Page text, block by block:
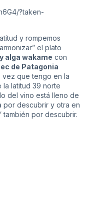
?taken-
y rompemos
el plato
alga wakame con
de Patagonia
vez que tengo en la
latitud 39 norte
del vino está lleno de
por descubrir y otra en
también por descubrir.